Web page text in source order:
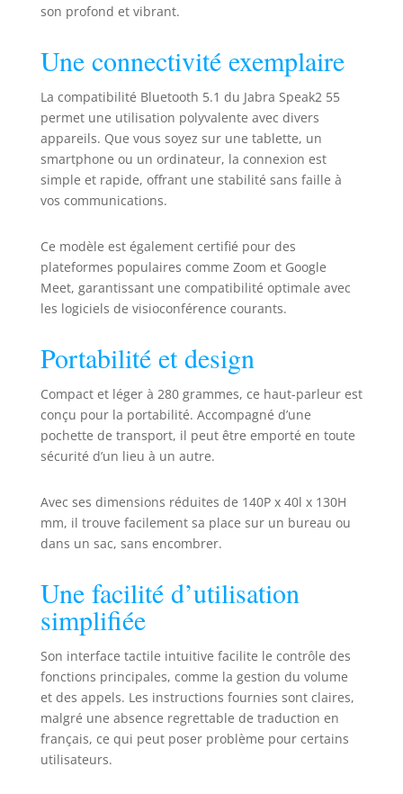
Connectivité plug-
and-play : les
connexions USB C
et USB A sont
toutes deux sur le
même câble et
sont compatibles
avec PC. Jusqu’à 12
jusqu’à 30 m / 98
pieds de portée
Bluetooth pour
votre téléphone ou
PC Speak2 55 est
compatible avec
les plates-formes
UC telles que
Google Meet. Toute
la gamme Speak2
Jabra PanaCast et
PanaCast 20 Le
produit est livré
de 2 ans -
enregistrement
son profond et vibrant.
Une connectivité exemplaire
La compatibilité Bluetooth 5.1 du Jabra Speak2 55
permet une utilisation polyvalente avec divers
appareils. Que vous soyez sur une tablette, un
smartphone ou un ordinateur, la connexion est
simple et rapide, offrant une stabilité sans faille à
vos communications.
Ce modèle est également certifié pour des
plateformes populaires comme Zoom et Google
Meet, garantissant une compatibilité optimale avec
les logiciels de visioconférence courants.
Portabilité et design
Compact et léger à 280 grammes, ce haut-parleur est
conçu pour la portabilité. Accompagné d’une
pochette de transport, il peut être emporté en toute
sécurité d’un lieu à un autre.
Avec ses dimensions réduites de 140P x 40l x 130H
mm, il trouve facilement sa place sur un bureau ou
dans un sac, sans encombrer.
Une facilité d’utilisation
simplifiée
Son interface tactile intuitive facilite le contrôle des
fonctions principales, comme la gestion du volume
et des appels. Les instructions fournies sont claires,
malgré une absence regrettable de traduction en
français, ce qui peut poser problème pour certains
utilisateurs.